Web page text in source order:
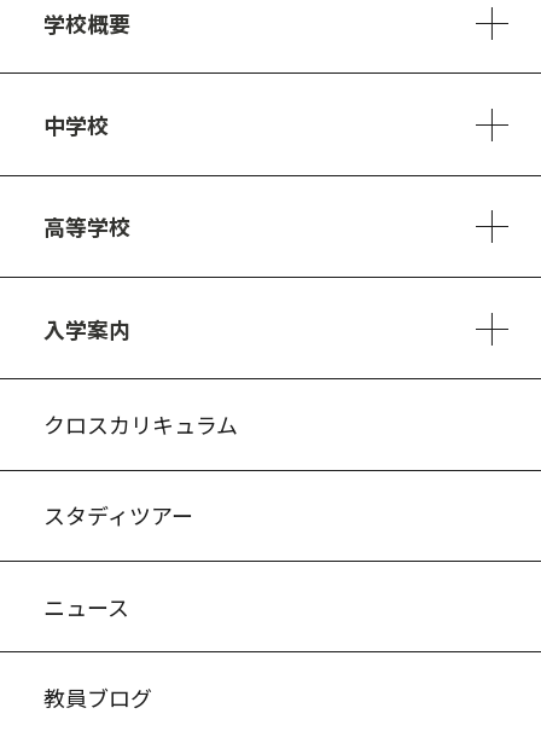
学校概要
中学校
高等学校
入学案内
クロスカリキュラム
スタディツアー
ニュース
教員ブログ